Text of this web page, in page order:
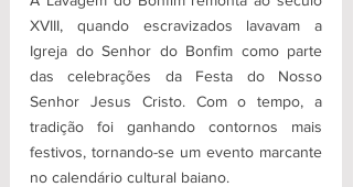
XVIII, quando escravizados lavavam a
Igreja do Senhor do Bonfim como parte
das celebrações da Festa do Nosso
Senhor Jesus Cristo. Com o tempo, a
tradição foi ganhando contornos mais
festivos, tornando-se um evento marcante
no calendário cultural baiano.